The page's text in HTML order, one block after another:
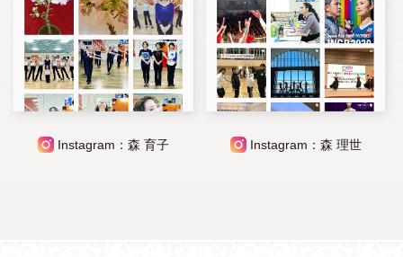
Instagram：森 育子 Instagram：森 理世